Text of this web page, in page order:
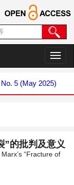
切
换
航
5 (May 2025)
”的批判及意义
“Fracture of